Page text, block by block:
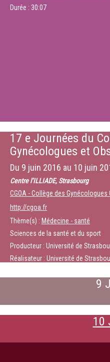
Durée : 30:07
17 e Journées du
Gynécologues et
Du 9 juin 2016 au 10 juin
Centre l’ILLIADE, Strasbourg
CGOA - Collège des
http://cgoa.fr
Thème(s) : Médecine - santé
Sciences de la santé et du sport
Producteur : Université de
Réalisateur : Université de
9
10